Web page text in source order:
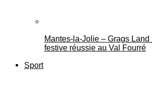
Mantes-la-Jolie – Grags
festive réussie au Val Fourré
Sport